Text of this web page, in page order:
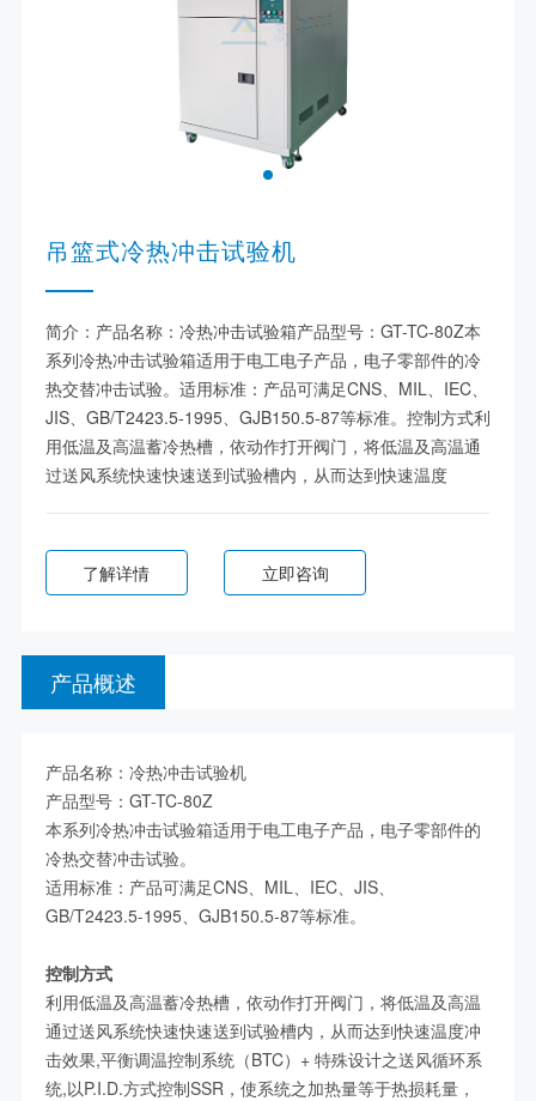
吊篮式冷热冲击试验机
简介：产品名称：冷热冲击试验箱产品型号：GT-TC-80Z本
系列冷热冲击试验箱适用于电工电子产品，电子零部件的冷
热交替冲击试验。适用标准：产品可满足CNS、MIL、IEC、
JIS、GB/T2423.5-1995、GJB150.5-87等标准。控制方式利
用低温及高温蓄冷热槽，依动作打开阀门，将低温及高温通
过送风系统快速快速送到试验槽内，从而达到快速温度
了解详情 立即咨询
产品概述
产品名称：冷热冲击试验机
产品型号：GT-TC-80Z
本系列冷热冲击试验箱适用于电工电子产品，电子零部件的
冷热交替冲击试验。
适用标准：产品可满足CNS、MIL、IEC、JIS、
GB/T2423.5-1995、GJB150.5-87等标准。
控制方式
利用低温及高温蓄冷热槽，依动作打开阀门，将低温及高温
通过送风系统快速快速送到试验槽内，从而达到快速温度冲
击效果,平衡调温控制系统（BTC）+ 特殊设计之送风循环系
统,以P.I.D.方式控制SSR，使系统之加热量等于热损耗量，